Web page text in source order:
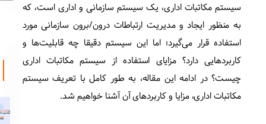
سیستم مکاتبات اداری، یک سیستم سازمانی و اداری است، که
به منظور ایجاد و مدیریت ارتباطات درون/برون سازمانی مورد
استفاده قرار می‌گیرد؛ اما این سیستم دقیقا چه قابلیت‌ها و
کاربردهایی دارد؟ مزایای استفاده از سیستم مکاتبات اداری
چیست؟ در ادامه این مقاله، به طور کامل با تعریف سیستم
مکاتبات اداری، مزایا و کاربردهای آن آشنا خواهیم شد.